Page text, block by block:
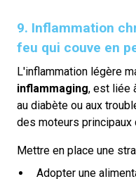
9. Inflammation
feu qui couve en
L'inflammation légère
inflammaging, est liée
au diabète ou aux
des moteurs principaux
Mettre en place une
Adopter une